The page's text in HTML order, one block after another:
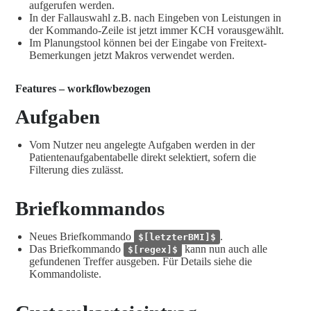
aufgerufen werden.
In der Fallauswahl z.B. nach Eingeben von Leistungen in
der Kommando-Zeile ist jetzt immer KCH vorausgewählt.
Im Planungstool können bei der Eingabe von Freitext-
Bemerkungen jetzt Makros verwendet werden.
Features – workflowbezogen
Aufgaben
Vom Nutzer neu angelegte Aufgaben werden in der
Patientenaufgabentabelle direkt selektiert, sofern die
Filterung dies zulässt.
Briefkommandos
Neues Briefkommando $[letzterBMI]$ .
Das Briefkommando
$[regex]$
kann nun auch alle
gefundenen Treffer ausgeben. Für Details siehe die
Kommandoliste.